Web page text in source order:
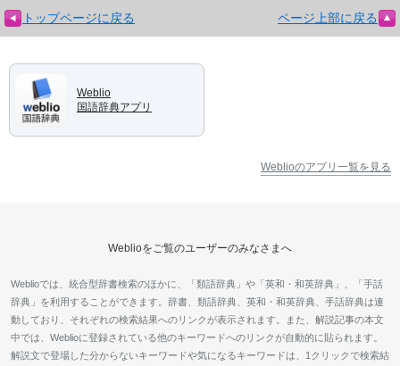
トップページに戻る ページ上部に戻る
Weblio
国語辞典アプリ
Weblioのアプリ一覧を見る
Weblioをご覧のユーザーのみなさまへ
Weblioでは、統合型辞書検索のほかに、「類語辞典」や「英和・和英辞典」、「手話
辞典」を利用することができます。辞書、類語辞典、英和・和英辞典、手話辞典は連
動しており、それぞれの検索結果へのリンクが表示されます。また、解説記事の本文
中では、Weblioに登録されている他のキーワードへのリンクが自動的に貼られます。
解説文で登場した分からないキーワードや気になるキーワードは、1クリックで検索結